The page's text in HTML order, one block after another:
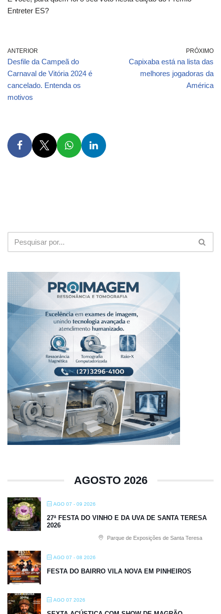
Entreter ES?
ANTERIOR
Desfile da Campeã do
Carnaval de Vitória 2024 é
cancelado. Entenda os
motivos
PRÓXIMO
Capixaba está na lista das
melhores jogadoras da
América
AGOSTO 2026
AGO 07 - 09 2026
27ª FESTA DO VINHO E DA UVA DE SANTA TERESA
2026
Parque de Exposições de Santa Teresa
AGO 07 - 08 2026
FESTA DO BAIRRO VILA NOVA EM PINHEIROS
AGO 07 2026